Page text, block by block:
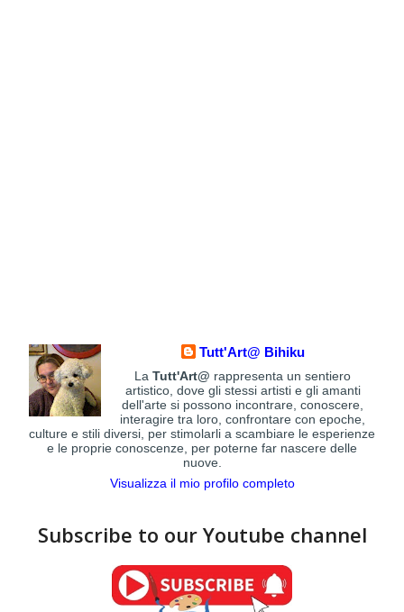
Tutt'Art@ Bihiku
LaTutt'Art@ rappresenta un sentiero
artistico, dove gli stessi artisti e gli amanti
dell'arte si possono incontrare, conoscere,
interagire tra loro, confrontare con epoche,
culture e stili diversi, per stimolarli a scambiare le esperienze
e le proprie conoscenze, per poterne far nascere delle
nuove.
Visualizza il mio profilo completo
Subscribe to our Youtube channel